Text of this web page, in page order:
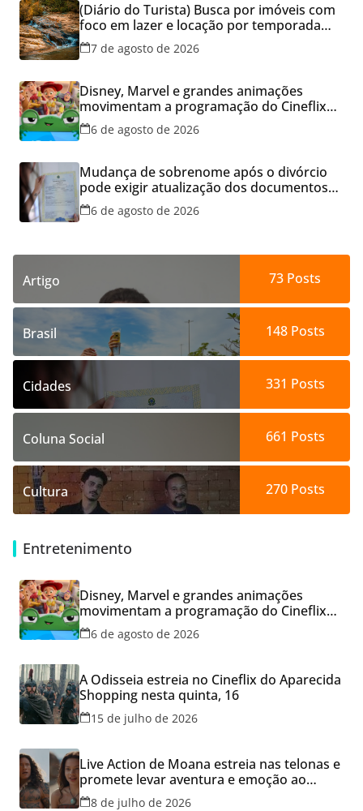
(Diário do Turista) Busca por imóveis com
foco em lazer e locação por temporada
cresce no Brasil
7 de agosto de 2026
Disney, Marvel e grandes animações
movimentam a programação do Cineflix
do Aparecida Shopping
6 de agosto de 2026
Mudança de sobrenome após o divórcio
pode exigir atualização dos documentos
dos filhos para evitar transtornos
6 de agosto de 2026
Artigo 73 Posts
Brasil 148Posts
Cidades 331 Posts
Coluna Social 661 Posts
Cultura 270Posts
Entretenimento
Disney, Marvel e grandes animações
movimentam a programação do Cineflix
do Aparecida Shopping
6 de agosto de 2026
A Odisseia estreia no Cineflix do Aparecida
Shopping nesta quinta, 16
15 de julho de 2026
Live Action de Moana estreia nas telonas e
promete levar aventura e emoção ao
Cineflix do Aparecida Shopping
8 de julho de 2026